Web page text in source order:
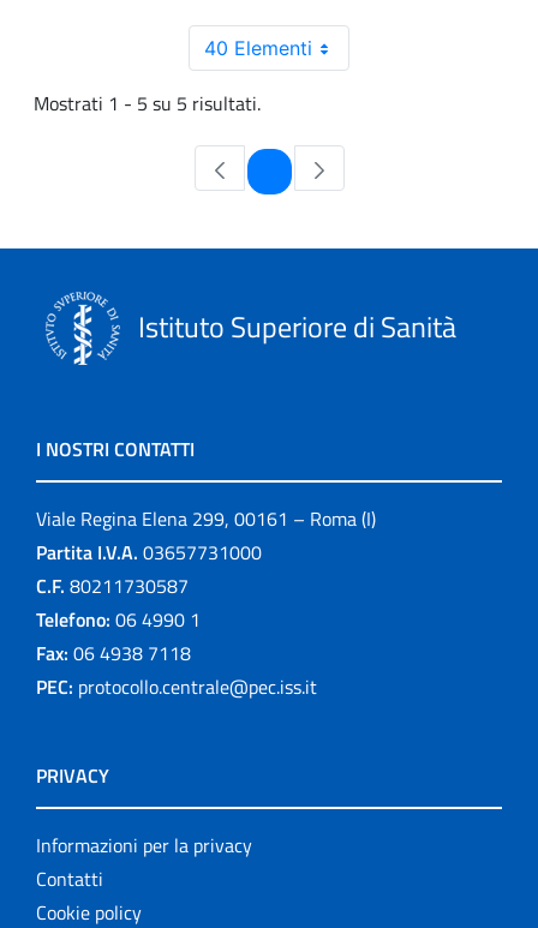
40 Elementi
Mostrati 1 - 5 su 5 risultati.
Pagina
Istituto Superiore di Sanità
I NOSTRI CONTATTI
Viale Regina Elena 299, 00161 – Roma (I)
Partita I.V.A. 03657731000
C.F. 80211730587
Telefono: 06 4990 1
Fax: 06 4938 7118
PEC: protocollo.centrale@pec.iss.it
PRIVACY
Informazioni per la privacy
Contatti
Cookie policy